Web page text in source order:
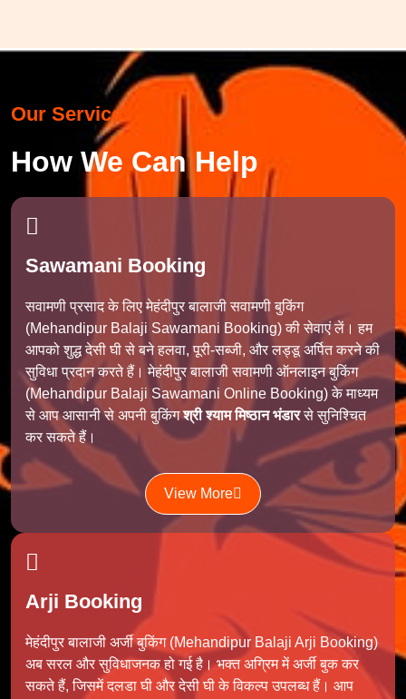
Our Services
How We Can Help
Sawamani Booking
सवामणी प्रसाद के लिए मेहंदीपुर बालाजी सवामणी बुकिंग
(Mehandipur Balaji Sawamani Booking) की सेवाएं लें। हम
आपको शुद्ध देसी घी से बने हलवा, पूरी-सब्जी, और लड्डू अर्पित करने की
सुविधा प्रदान करते हैं। मेहंदीपुर बालाजी सवामणी ऑनलाइन बुकिंग
(Mehandipur Balaji Sawamani Online Booking) के माध्यम
से आप आसानी से अपनी बुकिंगश्री श्याम मिष्ठान भंडारसे सुनिश्चित
कर सकते हैं।
View More
Arji Booking
मेहंदीपुर बालाजी अर्जी बुकिंग (Mehandipur Balaji Arji Booking)
अब सरल और सुविधाजनक हो गई है। भक्त अग्रिम में अर्जी बुक कर
सकते हैं, जिसमें दलडा घी और देसी घी के विकल्प उपलब्ध हैं। आप